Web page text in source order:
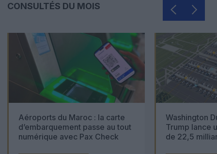
CONSULTÉS DU MOIS
Aéroports du Maroc : la carte
d’embarquement passe au tout
numérique avec Pax Check
Washington
Trump lance
de 22,5